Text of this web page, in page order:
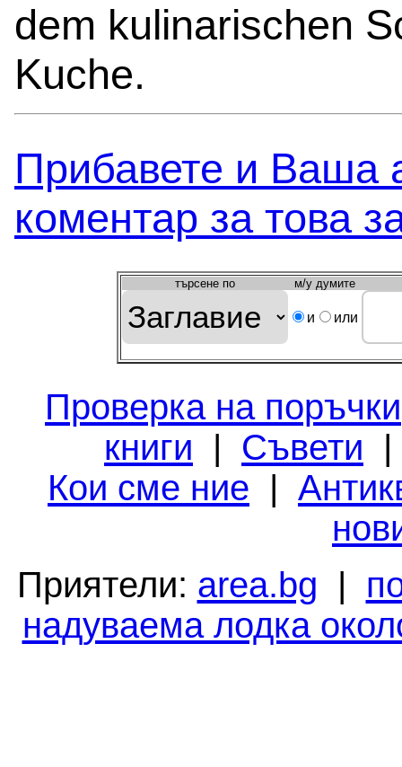
dem kulinarischen
Kuche.
Прибавете и Вашa
коментар за това
търсeне по м/у думите
и или
Проверка на поръчки
книги | Съвети
Кои сме ние |
Приятели: area.bg |
надуваема лодка